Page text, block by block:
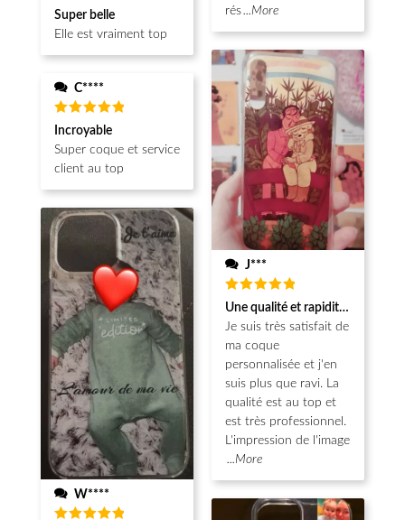
Note 5
sur 5
Super belle
Elle est vraiment top
C****
Note5
sur 5
Incroyable
Super coque et service
client au top
W****
rés...More
J***
Note5
sur 5
Une qualité et rapidité au top!
Je suis très satisfait de
ma coque
personnalisée et j'en
suis plus que ravi. La
qualité est au top et
est très professionnel.
L'impression de l'image
...More